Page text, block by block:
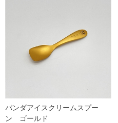
パンダアイスクリームスプー
ン ゴールド